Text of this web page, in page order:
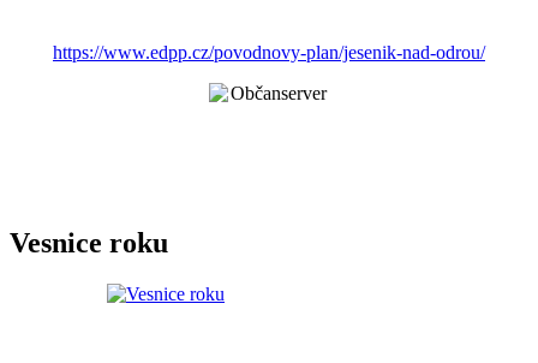
https://www.edpp.cz/povodnovy-plan/jesenik-nad-odrou/
Vesnice roku